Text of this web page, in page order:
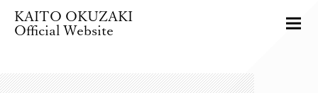
KAITO OKUZAKI
Official Website